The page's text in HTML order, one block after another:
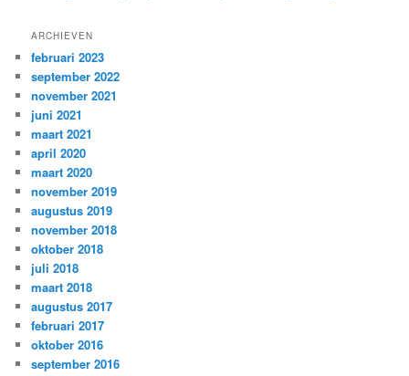
ARCHIEVEN
februari 2023
september 2022
november 2021
juni 2021
maart 2021
april 2020
maart 2020
november 2019
augustus 2019
november 2018
oktober 2018
juli 2018
maart 2018
augustus 2017
februari 2017
oktober 2016
september 2016